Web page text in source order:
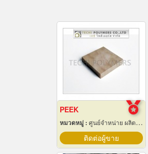
PEEK
หมวดหมู่ : ศูนย์จำหน่าย ผลิตภัณฑ์พลาสติกชนิดแท่ง ท่อ แผ่นและสาย
ติดต่อผู้ขาย